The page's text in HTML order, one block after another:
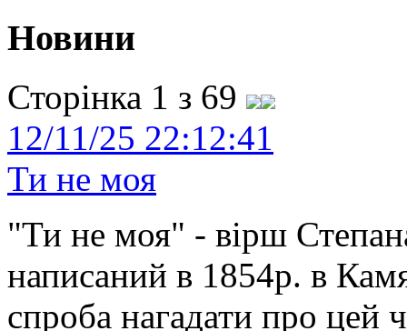
Новини
Сторінка 1 з 69
12/11/25 22:12:41
Ти не моя
"Ти не моя" - вірш
написаний в 1854р. в
спроба нагадати про цей